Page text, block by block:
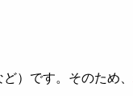
）です。そのため、